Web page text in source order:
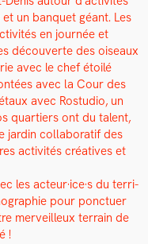
un ban­quet géant. Les
en journée et
décou­verte des oiseaux
avec le chef étoilé
avec la Cour des
avec Ros­tu­dio, un
quartiers ont du tal­ent,
jardin col­lab­o­ratif des
activ­ités créa­tives et
les acteur·ice·s du ter­ri­
pour ponctuer
mer­veilleux ter­rain de
!